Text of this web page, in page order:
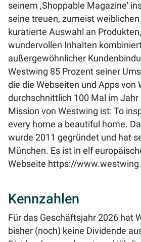
seinem ,Shoppable Magazine'
seine treuen, zumeist
kuratierte Auswahl an
wundervollen Inhalten
außergewöhnlicher
Westwing 85 Prozent seiner
die die Webseiten und Apps von
durchschnittlich 100 Mal im Jahr
Mission von Westwing ist: To
every home a beautiful home.
wurde 2011 gegründet und hat
München. Es ist in elf
Webseite https://
Kennzahlen
Für das Geschäftsjahr 2026 hat
bisher (noch) keine Dividende